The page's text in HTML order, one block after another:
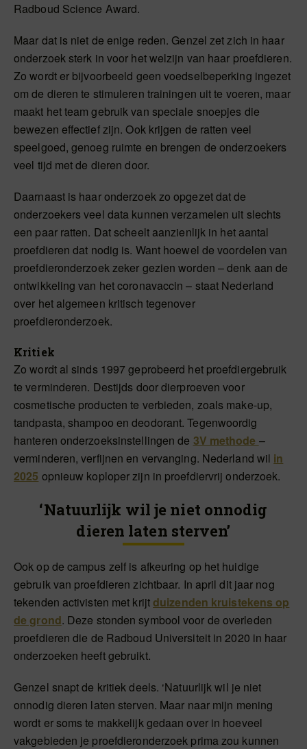
Radboud Science Award.
Maar dat is niet de enige reden. Genzel zet zich in haar
onderzoek sterk in voor het welzijn van haar proefdieren.
Zo wordt er bijvoorbeeld geen voedselbeperking ingezet
om de dieren te stimuleren trainingen uit te voeren, maar
maakt het team gebruik van speciale snoepjes die
bewezen effectief zijn. Ook krijgen de ratten veel
speelgoed, genoeg ruimte en brengen de onderzoekers
veel tijd met de dieren door.
Daarnaast is haar onderzoek zo opgezet dat de
onderzoekers veel data kunnen verzamelen uit slechts
een paar ratten. Dat scheelt aanzienlijk in het aantal
proefdieren dat nodig is. Want hoewel de voordelen van
proefdieronderzoek zeker gezien worden – denk aan de
ontwikkeling van het coronavaccin – staat Nederland
over het algemeen kritisch tegenover
proefdieronderzoek.
Kritiek
Zo wordt al sinds 1997 geprobeerd het proefdiergebruik
te verminderen. Destijds door dierproeven voor
cosmetische producten te verbieden, zoals make-up,
tandpasta, shampoo en deodorant. Tegenwoordig
hanteren onderzoeksinstellingen de 3V methode –
verminderen, verfijnen en vervanging. Nederland wil in
2025 opnieuw koploper zijn in proefdiervrij onderzoek.
‘Natuurlijk wil je niet onnodig
dieren laten sterven’
Ook op de campus zelf is afkeuring op het huidige
gebruik van proefdieren zichtbaar. In april dit jaar nog
tekenden activisten met krijtduizenden kruistekens op
de grond. Deze stonden symbool voor de overleden
proefdieren die de Radboud Universiteit in 2020 in haar
onderzoeken heeft gebruikt.
Genzel snapt de kritiek deels. ‘Natuurlijk wil je niet
onnodig dieren laten sterven. Maar naar mijn mening
wordt er soms te makkelijk gedaan over in hoeveel
vakgebieden je proefdieronderzoek prima zou kunnen